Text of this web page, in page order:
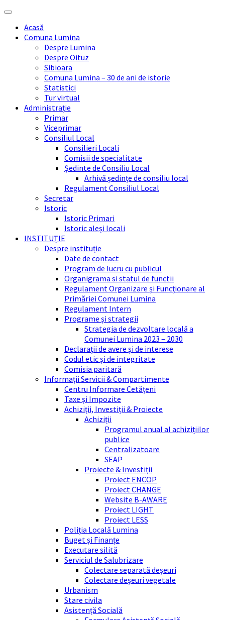
Skip
content
Skip
sidebar
Skip
right
sidebar
Skip
footerAcasă
Comuna Lumina
Despre Lumina
Despre Oituz
Sibioara
Comuna Lumina – 30 de ani de istorie
Statistici
Tur virtual
Administrație
Primar
Viceprimar
Consiliul Local
Consilieri Locali
Comisii de specialitate
Ședinte de Consiliu Local
Arhivă ședințe de consiliu local
Regulament Consiliul Local
Secretar
Istoric
Istoric Primari
Istoric aleși locali
INSTITUȚIE
Despre instituție
Date de contact
Program de lucru cu publicul
Organigrama si statul de functii
Regulament Organizare și Funcționare al
Primăriei Comunei Lumina
Regulament Intern
Programe și strategii
Strategia de dezvoltare locală a
Comunei Lumina 2023 – 2030
Declarații de avere și de interese
Codul etic și de integritate
Comisia paritară
Informații Servicii & Compartimente
Centru Informare Cetățeni
Taxe și Impozite
Achiziții, Investiții & Proiecte
Achiziții
Programul anual al achizițiilor
publice
Centralizatoare
SEAP
Proiecte & Investiții
Proiect ENCOP
Proiect CHANGE
Website B-AWARE
Proiect LIGHT
Proiect LESS
Poliția Locală Lumina
Buget și Finanțe
Executare silită
Serviciul de Salubrizare
Colectare separată deșeuri
Colectare deșeuri vegetale
Urbanism
Stare civila
Asistență Socială